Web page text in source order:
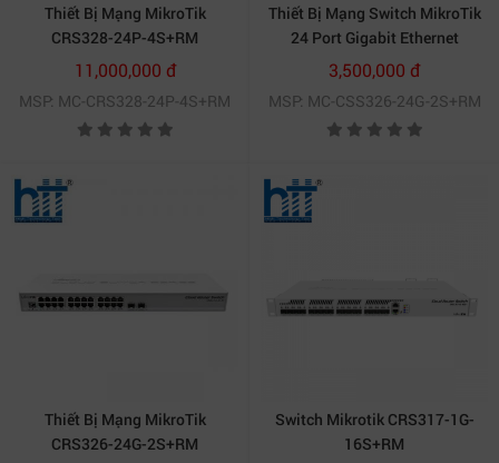
Thiết Bị Mạng MikroTik
CRS328-24P-4S+RM
11,000,000 đ
MSP: MC-CRS328-24P-4S+RM
Thiết Bị Mạng Switch MikroTik
24 Port Gigabit Ethernet
CSS326-24G-2S+RM
3,500,000 đ
MSP: MC-CSS326-24G-2S+RM
Thiết Bị Mạng MikroTik
CRS326-24G-2S+RM
Switch Mikrotik CRS317-1G-
16S+RM